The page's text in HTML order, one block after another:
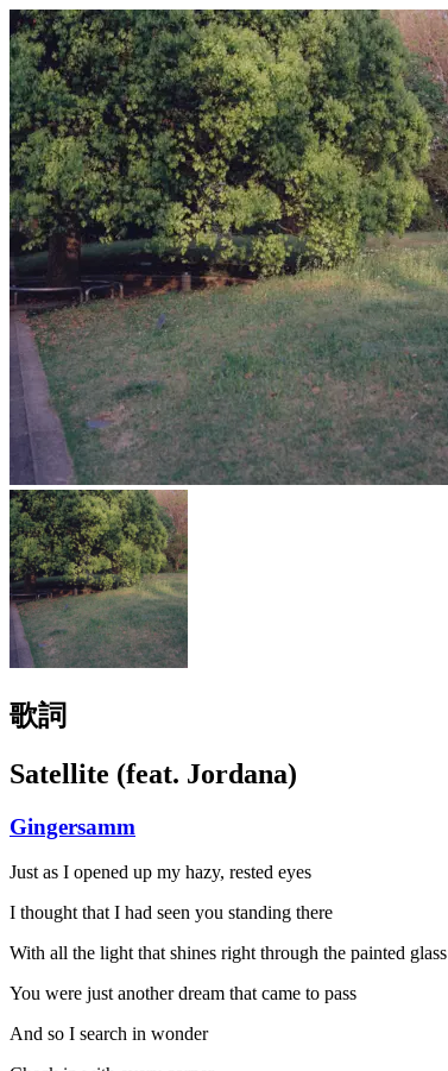
歌詞
Satellite (feat. Jordana)
Gingersamm
Just as I opened up my hazy, rested eyes
I thought that I had seen you standing there
With all the light that shines right through the painted glass
You were just another dream that came to pass
And so I search in wonder